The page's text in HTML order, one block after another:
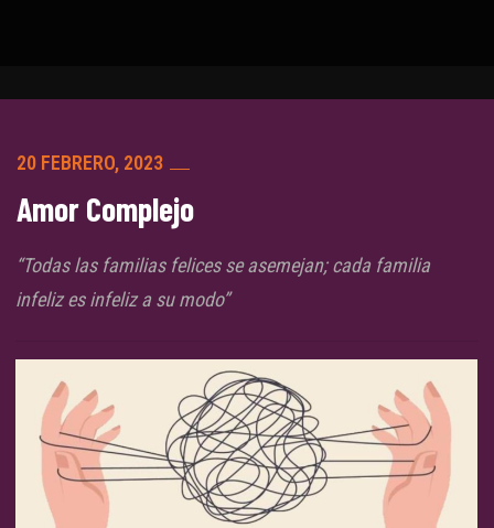
20 FEBRERO, 2023
Amor Complejo
“Todas las familias felices se asemejan; cada familia
infeliz es infeliz a su modo”